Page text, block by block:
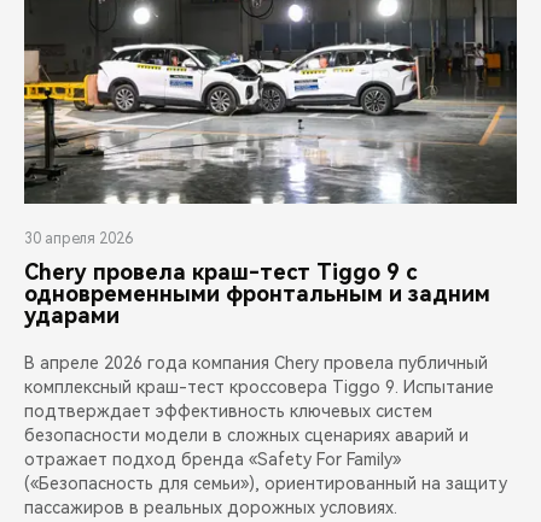
30 апреля 2026
Chery провела краш-тест Tiggo 9 с
одновременными фронтальным и задним
ударами
В апреле 2026 года компания Chery провела публичный
комплексный краш-тест кроссовера Tiggo 9. Испытание
подтверждает эффективность ключевых систем
безопасности модели в сложных сценариях аварий и
отражает подход бренда «Safety For Family»
(«Безопасность для семьи»), ориентированный на защиту
пассажиров в реальных дорожных условиях.